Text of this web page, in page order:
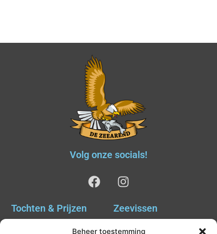
Beheer toestemming
Volg onze socials!
Tochten & Prijzen Zeevissen
Tochten & Prijzen